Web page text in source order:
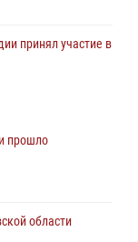
принял участие в
прошло
области